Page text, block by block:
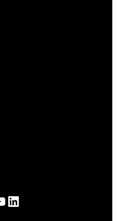
Člověk v tísni na LinkedInu